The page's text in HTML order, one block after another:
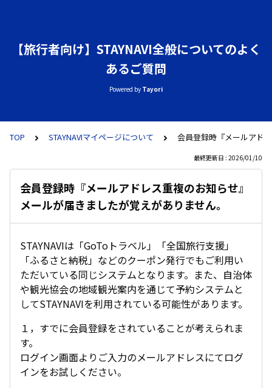
【旅行者向け】STAYNAVI全般についてのよく
あるご質問
Powered by Tayori
TOP STAYNAVIマイページについて 会員登録時『メールアド
最終更新日 : 2026/01/10
会員登録時『メールアドレス重複のお知らせ』
メールが届きましたが覚えがありません。
STAYNAVIは「GoToトラベル」「全国旅行支援」
「ふるさと納税」などのクーポン発行でもご利用い
ただいている同じシステムとなります。また、自治体
や観光協会の地域観光案内を通じて予約システムと
してSTAYNAVIを利用されている可能性があります。
１，すでに会員登録をされていることが考えられま
す。
ログイン画面よりご入力のメールアドレスにてログ
インをお試しください。